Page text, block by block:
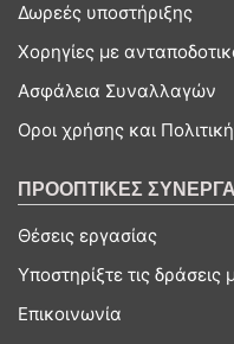
Δωρεές υποστήριξης
Χορηγίες με
Ασφάλεια Συναλλαγών
Οροι χρήσης και
ΠΡΟΟΠΤΙΚΕΣ
Θέσεις εργασίας
Υποστηρίξτε τις δράσεις
Επικοινωνία